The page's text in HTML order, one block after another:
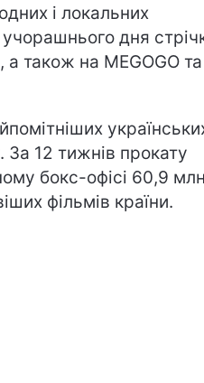
і локальних
дня
також на MEGOGO та
За 12 тижнів прокату
бокс-офісі 60,9
фільмів країни.